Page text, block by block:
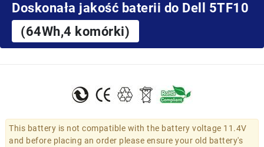
Doskonała jakość baterii do Dell 5TF10
(64Wh,4 komórki)
This battery is not compatible with the battery voltage 11.4V
and before placing an order please ensure your old battery's